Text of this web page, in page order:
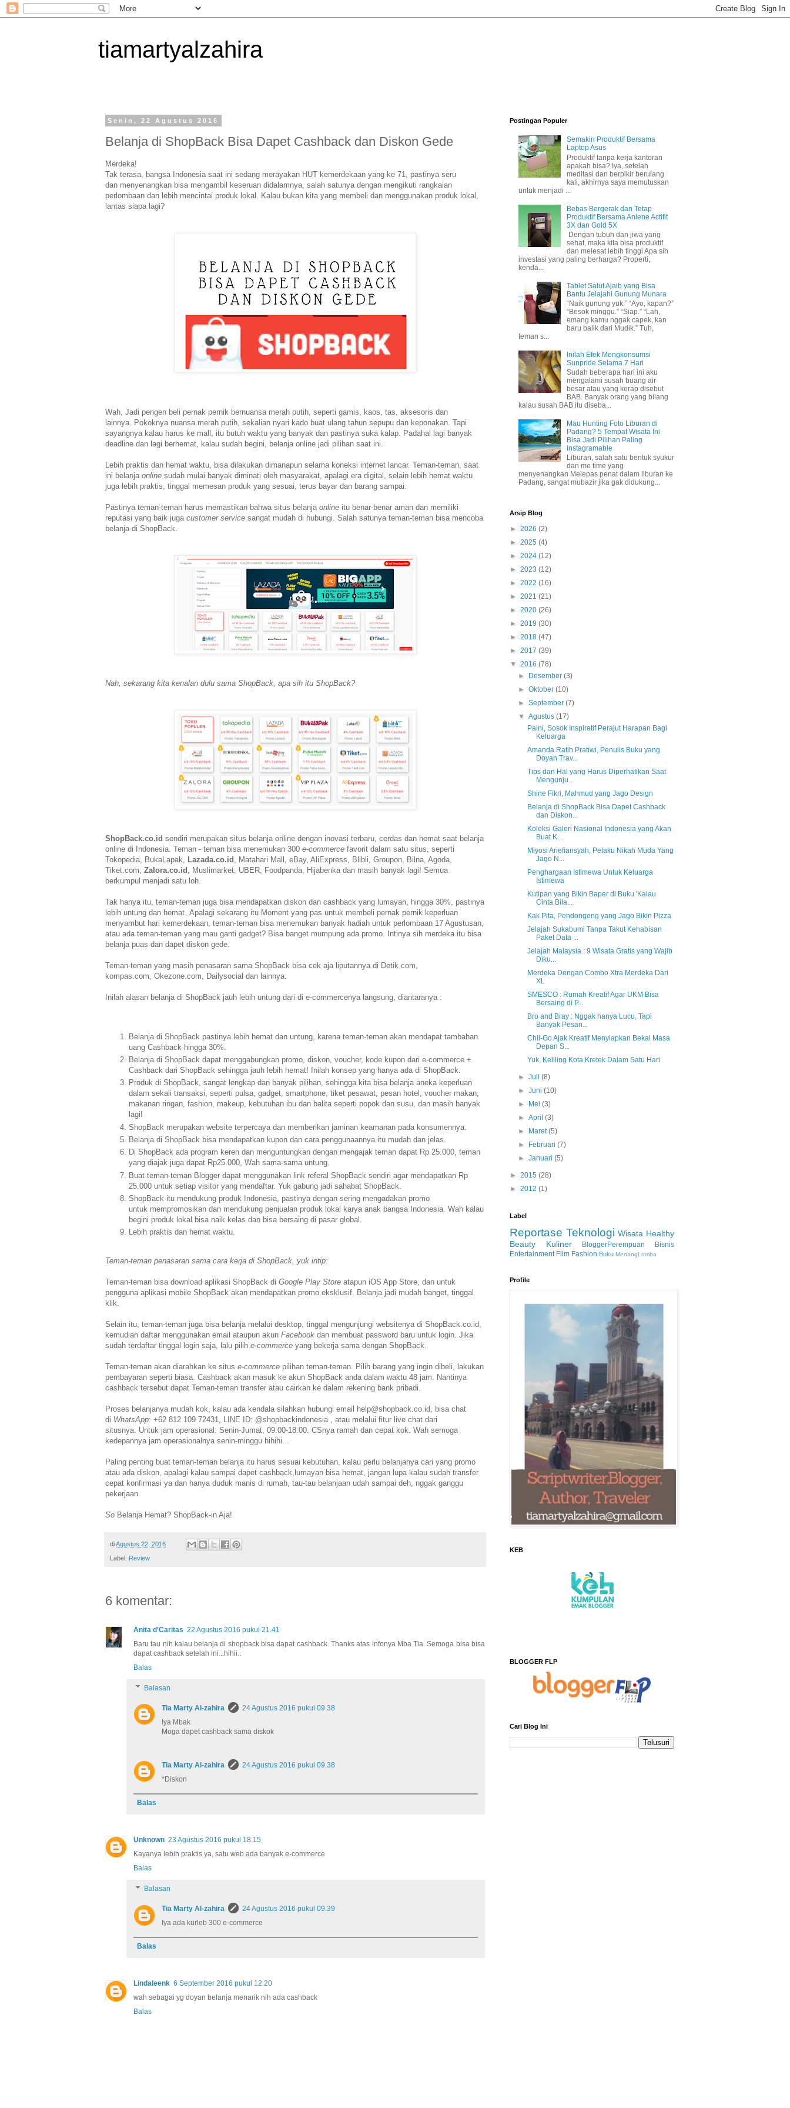
tiamartyalzahira
Senin, 22 Agustus 2016
Belanja di ShopBack Bisa Dapet Cashback dan Diskon Gede
Merdeka!
Tak terasa, bangsa Indonesia saat ini sedang merayakan HUT kemerdekaan yang ke 71, pastinya seru
dan menyenangkan bisa mengambil keseruan didalamnya, salah satunya dengan mengikuti rangkaian
perlombaan dan lebih mencintai produk lokal. Kalau bukan kita yang membeli dan menggunakan produk lokal,
lantas siapa lagi?
Wah, Jadi pengen beli pernak pernik bernuansa merah putih, seperti gamis, kaos, tas, aksesoris dan
lainnya. Pokoknya nuansa merah putih, sekalian nyari kado buat ulang tahun sepupu dan keponakan. Tapi
sayangnya kalau harus ke mall, itu butuh waktu yang banyak dan pastinya suka kalap. Padahal lagi banyak
deadline dan lagi berhemat, kalau sudah begini, belanja online jadi pilihan saat ini.
Lebih praktis dan hemat waktu, bisa dilakukan dimanapun selama koneksi internet lancar. Teman-teman, saat
ini belanja online sudah mulai banyak diminati oleh masyarakat, apalagi era digital, selain lebih hemat waktu
juga lebih praktis, tinggal memesan produk yang sesuai, terus bayar dan barang sampai.
Pastinya teman-teman harus memastikan bahwa situs belanja online itu benar-benar aman dan memiliki
reputasi yang baik juga customer service sangat mudah di hubungi. Salah satunya teman-teman bisa mencoba
belanja di ShopBack.
Nah, sekarang kita kenalan dulu sama ShopBack, apa sih itu ShopBack?
ShopBack.co.id sendiri merupakan situs belanja online dengan inovasi terbaru, cerdas dan hemat saat belanja
online di Indonesia. Teman - teman bisa menemukan 300 e-commerce favorit dalam satu situs, seperti
Tokopedia, BukaLapak, Lazada.co.id , Matahari Mall, eBay, AliExpress, Blibli, Groupon, Bilna, Agoda,
Tiket.com, Zalora.co.id
Muslimarket, UBER, Foodpanda, Hijabenka dan masih banyak lagi! Semua
berkumpul menjadi satu loh.
Tak hanya itu, teman-teman juga bisa mendapatkan diskon dan cashback yang lumayan, hingga 30%, pastinya
lebih untung dan hemat. Apalagi sekarang itu Moment yang pas untuk membeli pernak pernik keperluan
menyambut hari kemerdekaan, teman-teman bisa menemukan banyak hadiah untuk perlombaan 17 Agustusan,
atau ada teman-teman yang mau ganti gadget? Bisa banget mumpung ada promo. Intinya sih merdeka itu bisa
belanja puas dan dapet diskon gede.
Teman-teman yang masih penasaran sama ShopBack bisa cek aja liputannya di Detik com,
kompas.com, Okezone.com, Dailysocial dan lainnya.
Inilah alasan belanja di ShopBack jauh lebih untung dari di e-commercenya langsung, diantaranya :
Belanja di ShopBack pastinya lebih hemat dan untung, karena teman-teman akan mendapat tambahan
uang Cashback hingga 30%.
Belanja di ShopBack dapat menggabungkan promo, diskon, voucher, kode kupon dari e-commerce +
Cashback dari ShopBack sehingga jauh lebih hemat! Inilah konsep yang hanya ada di ShopBack.
Produk di ShopBack, sangat lengkap dan banyak pilihan, sehingga kita bisa belanja aneka keperluan
dalam sekali transaksi, seperti pulsa, gadget, smartphone, tiket pesawat, pesan hotel, voucher makan,
makanan ringan, fashion, makeup, kebutuhan ibu dan balita seperti popok dan susu, dan masih banyak
lagi!
ShopBack merupakan website terpercaya dan memberikan jaminan keamanan pada konsumennya.
Belanja di ShopBack bisa mendapatkan kupon dan cara penggunaannya itu mudah dan jelas.
Di ShopBack ada program keren dan menguntungkan dengan mengajak teman dapat Rp 25.000, teman
yang diajak juga dapat Rp25.000, Wah sama-sama untung.
Buat teman-teman Blogger dapat menggunakan link referal ShopBack sendiri agar mendapatkan Rp
25.000 untuk setiap visitor yang mendaftar. Yuk gabung jadi sahabat ShopBack.
ShopBack itu mendukung produk Indonesia, pastinya dengan sering mengadakan promo
untuk mempromosikan dan mendukung penjualan produk lokal karya anak bangsa Indonesia. Wah kalau
begini produk lokal bisa naik kelas dan bisa bersaing di pasar global.
Lebih praktis dan hemat waktu.
Teman-teman penasaran sama cara kerja di ShopBack, yuk intip:
Teman-teman bisa download aplikasi ShopBack di Google Play Store atapun iOS App Store, dan untuk
pengguna aplikasi mobile ShopBack akan mendapatkan promo eksklusif. Belanja jadi mudah banget, tinggal
klik.
Selain itu, teman-teman juga bisa belanja melalui desktop, tinggal mengunjungi websitenya di ShopBack.co.id,
kemudian daftar menggunakan email ataupun akun Facebook dan membuat password baru untuk login. Jika
sudah terdaftar tinggal
login saja, lalu pilih e-commerce yang bekerja sama dengan ShopBack.
Teman-teman akan diarahkan ke situs e-commerce pilihan teman-teman. Pilih barang yang ingin dibeli, lakukan
pembayaran seperti biasa. Cashback akan masuk ke akun ShopBack anda dalam waktu 48 jam. Nantinya
cashback tersebut dapat Teman-teman transfer atau cairkan ke dalam rekening bank pribadi.
Proses belanjanya mudah kok, kalau ada kendala silahkan hubungi email help@shopback.co.id, bisa chat
di WhatsApp: +62 812 109 72431, LINE ID: @shopbackindonesia , atau melalui fitur live chat dari
situsnya. Untuk jam operasional: Senin-Jumat, 09:00-18:00. CSnya ramah dan cepat kok. Wah semoga
kedepannya jam operasionalnya senin-minggu hihihi...
Paling penting buat teman-teman belanja itu harus sesuai kebutuhan, kalau perlu belanjanya cari yang promo
atau ada diskon, apalagi kalau sampai dapet cashback,lumayan bisa hemat, jangan lupa kalau sudah transfer
cepat konfirmasi yadan hanya duduk manis di rumah, tau-tau belanjaan udah sampai deh, nggak ganggu
pekerjaan.
So Belanja Hemat? ShopBack-in Aja!
diAgustus 22, 2016
Label: Review
6 komentar:
Anita d'Caritas 22 Agustus 2016 pukul 21.41
Baru tau nih kalau belanja di shopback bisa dapat cashback. Thanks atas infonya Mba Tia. Semoga bisa bisa
dapat cashback setelah ini...hihii..
Balas
Balasan
Tia Marty Al-zahira
24 Agustus 2016 pukul 09.38
Iya Mbak
Moga dapet cashback sama diskok
Tia Marty Al-zahira
24 Agustus 2016 pukul 09.38
*Diskon
Balas
Unknown 23 Agustus 2016 pukul 18.15
Kayanya lebih praktis ya, satu web ada banyak e-commerce
Balas
Balasan
Tia Marty Al-zahira
24 Agustus 2016 pukul 09.39
Iya ada kurleb 300 e-commerce
Balas
Lindaleenk 6 September 2016 pukul 12.20
wah sebagai yg doyan belanja menarik nih ada cashback
Balas
Postingan Populer
Semakin Produktif Bersama
Laptop Asus
Produktif tanpa kerja kantoran
apakah bisa? Iya, setelah
meditasi dan berpikir berulang
kali, akhirnya saya memutuskan
untuk menjadi ...
Bebas Bergerak dan Tetap
Produktif Bersama Anlene Actifit
3X dan Gold 5X
Dengan tubuh dan jiwa yang
sehat, maka kita bisa produktif
dan melesat lebih tinggi Apa sih
investasi yang paling berharga? Properti,
kenda...
Tablet Salut Ajaib yang Bisa
Bantu Jelajahi Gunung Munara
“Naik gunung yuk.” “Ayo, kapan?”
“Besok minggu.” “Siap.” “Lah,
emang kamu nggak capek, kan
baru balik dari Mudik.” Tuh,
teman s...
Inilah Efek Mengkonsumsi
Sunpride Selama 7 Hari
Sudah beberapa hari ini aku
mengalami susah buang air
besar atau yang kerap disebut
BAB. Banyak orang yang bilang
kalau susah BAB itu diseba...
Mau Hunting Foto Liburan di
Padang? 5 Tempat Wisata Ini
Bisa Jadi Pilihan Paling
Instagramable
Liburan, salah satu bentuk syukur
dan me time yang
menyenangkan Melepas penat dalam liburan ke
Padang, sangat mubazir jika gak didukung...
Arsip Blog
► 2026 (2)
► 2025 (4)
► 2024 (12)
► 2023 (12)
► 2022 (16)
► 2021 (21)
► 2020 (26)
► 2019 (30)
► 2018 (47)
► 2017 (39)
▼ 2016 (78)
► Desember(3)
►Oktober(10)
►September(7)
▼Agustus(17)
Paini, Sosok Inspiratif Perajut Harapan Bagi
Keluarga
Amanda Ratih Pratiwi, Penulis Buku yang
Doyan Trav...
Tips dan Hal yang Harus Diperhatikan Saat
Mengunju...
Shine Fikri, Mahmud yang Jago Design
Belanja di ShopBack Bisa Dapet Cashback
dan Diskon...
Koleksi Galeri Nasional Indonesia yang Akan
Buat K...
Miyosi Ariefiansyah, Pelaku Nikah Muda Yang
Jago N...
Penghargaan Istimewa Untuk Keluarga
Istimewa
Kutipan yang Bikin Baper di Buku 'Kalau
Cinta Bila...
Kak Pita, Pendongeng yang Jago Bikin Pizza
Jelajah Sukabumi Tanpa Takut Kehabisan
Paket Data ...
Jelajah Malaysia : 9 Wisata Gratis yang Wajib
Diku...
Merdeka Dengan Combo Xtra Merdeka Dari
XL
SMESCO : Rumah Kreatif Agar UKM Bisa
Bersaing di P...
Bro and Bray : Nggak hanya Lucu, Tapi
Banyak Pesan...
Chil-Go Ajak Kreatif Menyiapkan Bekal Masa
Depan S...
Yuk, Keliling Kota Kretek Dalam Satu Hari
►Juli(8)
►Juni(10)
► Mei(3)
►April(3)
► Maret(5)
► Februari(7)
►Januari(5)
► 2015 (28)
► 2012 (1)
Label
Reportase Teknologi Wisata Healthy
Beauty
Kuliner BloggerPerempuan
Bisnis
Entertainment Film Fashion Buku MenangLomba
Profile
KEB
BLOGGER FLP
Cari Blog Ini